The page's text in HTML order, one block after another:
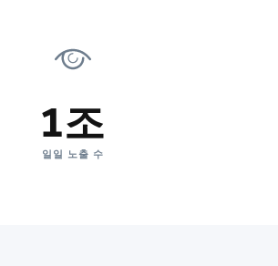
1조
일일 노출 수